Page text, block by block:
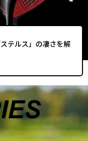
テルス」の凄さを解